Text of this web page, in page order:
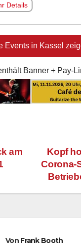
Details
Events in Kassel
Banner + Pay-
Kopf
Corona-
am
Von Frank Booth